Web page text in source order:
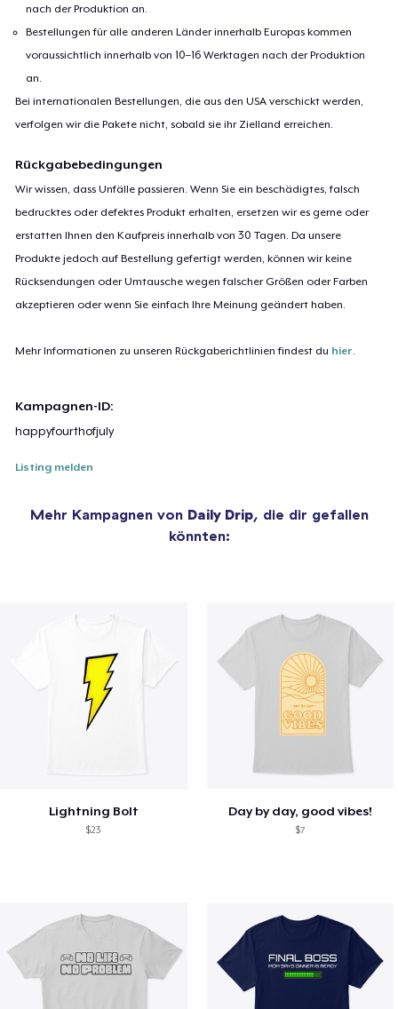
nach der Produktion an.
Bestellungen für alle anderen Länder innerhalb Europas kommen
voraussichtlich innerhalb von 10–16 Werktagen nach der Produktion
an.
Bei internationalen Bestellungen, die aus den USA verschickt werden,
verfolgen wir die Pakete nicht, sobald sie ihr Zielland erreichen.
Rückgabebedingungen
Wir wissen, dass Unfälle passieren. Wenn Sie ein beschädigtes, falsch
bedrucktes oder defektes Produkt erhalten, ersetzen wir es gerne oder
erstatten Ihnen den Kaufpreis innerhalb von 30 Tagen. Da unsere
Produkte jedoch auf Bestellung gefertigt werden, können wir keine
Rücksendungen oder Umtausche wegen falscher Größen oder Farben
akzeptieren oder wenn Sie einfach Ihre Meinung geändert haben.
Mehr Informationen zu unseren Rückgaberichtlinien findest du hier.
Kampagnen-ID:
happyfourthofjuly
Listing melden
Mehr Kampagnen von Daily Drip, die dir gefallen
könnten:
Lightning Bolt
$23
Day by day, good vibes!
$7